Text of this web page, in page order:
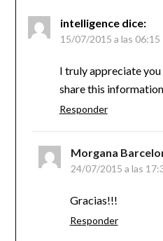
intelligence dice:
15/07/2015 a las 06:15
I truly appreciate
share this
Responder
Morgana
24/07/2015 a las
Gracias!!!
Responder